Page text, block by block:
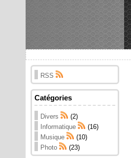
RSS
Catégories
Divers
(2)
Informatique
(16)
Musique
(10)
Photo
(23)